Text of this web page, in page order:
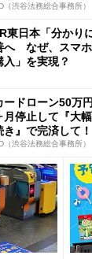
（渋谷法務総合事務所）
東日本「分かり
へ なぜ、スマホ
入」を実現？
ードローン50万
月停止して『大
き』で完済して！
（渋谷法務総合事務所）